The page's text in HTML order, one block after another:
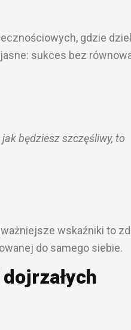
gdzie
sukces bez
będziesz szczęśliwy, to
wskaźniki to
do samego siebie.